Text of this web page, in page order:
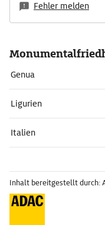
Fehler melden
Genua
Ligurien
Italien
Inhalt bereitgestellt durch: